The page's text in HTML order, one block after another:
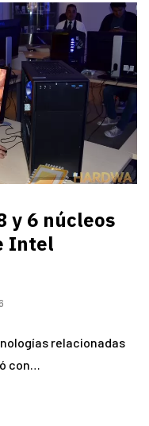
y 6 núcleos
Intel
relacionadas
con…